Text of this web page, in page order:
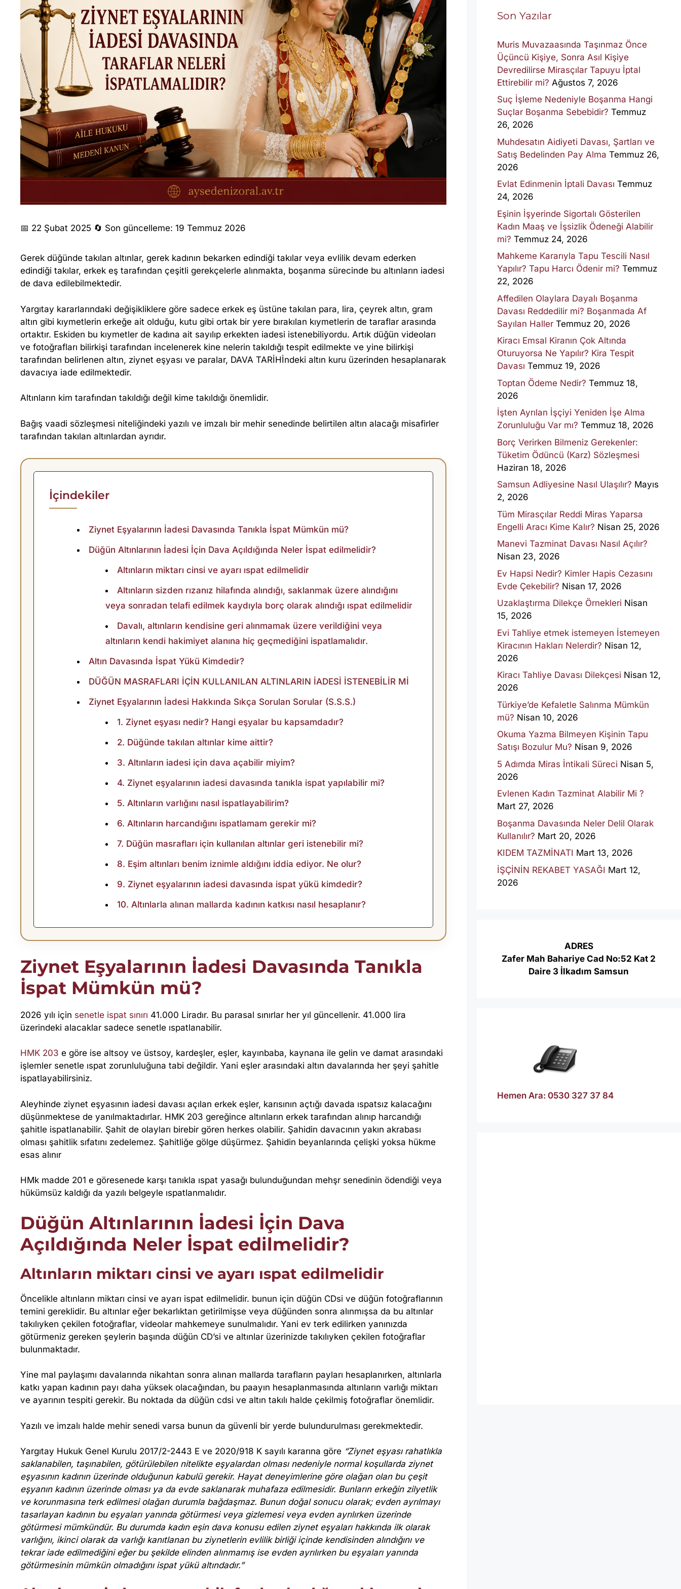
Z
I
Y
N
E
T
Y
A
S
I
N
D
A
T
A
R
A
F
L
A
R
N
E
L
E
R
I
İ
S
P
A
T
L
A
M
📅 22 Şubat 2025 🔄 Son güncelleme: 19 Temmuz 2026
Gerek düğünde takılan altınlar, gerek kadının bekarken edindiği takılar veya evlilik devam ederken
edindiği takılar, erkek eş tarafından çeşitli gerekçelerle alınmakta, boşanma sürecinde bu altınların iadesi
de dava edilebilmektedir.
Yargıtay kararlarındaki değişikliklere göre sadece erkek eş üstüne takılan para, lira, çeyrek altın, gram
altın gibi kıymetlerin erkeğe ait olduğu, kutu gibi ortak bir yere bırakılan kıymetlerin de taraflar arasında
ortaktır. Eskiden bu kıymetler de kadına ait sayılıp erkekten iadesi istenebiliyordu. Artık düğün videoları
ve fotoğrafları bilirkişi tarafından incelenerek kine nelerin takıldığı tespit edilmekte ve yine bilirkişi
tarafından belirlenen altın, ziynet eşyası ve paralar, DAVA TARİHİndeki altın kuru üzerinden hesaplanarak
davacıya iade edilmektedir.
Altınların kim tarafından takıldığı değil kime takıldığı önemlidir.
Bağış vaadi sözleşmesi niteliğindeki yazılı ve imzalı bir mehir senedinde belirtilen altın alacağı misafirler
tarafından takılan altınlardan ayrıdır.
İçindekiler
Ziynet Eşyalarının İadesi Davasında Tanıkla İspat Mümkün mü?
Düğün Altınlarının İadesi İçin Dava Açıldığında Neler İspat edilmelidir?
Altınların miktarı cinsi ve ayarı ıspat edilmelidir
Altınların sizden rızanız hilafında alındığı, saklanmak üzere alındığını
veya sonradan telafi edilmek kaydıyla borç olarak alındığı ıspat edilmelidir
Davalı, altınların kendisine geri alınmamak üzere verildiğini veya
altınların kendi hakimiyet alanına hiç geçmediğini ispatlamalıdır.
Altın Davasında İspat Yükü Kimdedir?
DÜĞÜN MASRAFLARI İÇİN KULLANILAN ALTINLARIN İADESİ İSTENEBİLİR Mİ
Ziynet Eşyalarının İadesi Hakkında Sıkça Sorulan Sorular (S.S.S.)
1. Ziynet eşyası nedir? Hangi eşyalar bu kapsamdadır?
2. Düğünde takılan altınlar kime aittir?
3. Altınların iadesi için dava açabilir miyim?
4. Ziynet eşyalarının iadesi davasında tanıkla ispat yapılabilir mi?
5. Altınların varlığını nasıl ispatlayabilirim?
6. Altınların harcandığını ispatlamam gerekir mi?
7. Düğün masrafları için kullanılan altınlar geri istenebilir mi?
8. Eşim altınları benim iznimle aldığını iddia ediyor. Ne olur?
9. Ziynet eşyalarının iadesi davasında ispat yükü kimdedir?
10. Altınlarla alınan mallarda kadının katkısı nasıl hesaplanır?
Ziynet Eşyalarının İadesi Davasında Tanıkla
İspat Mümkün mü?
2026 yılı için senetle ispat sınırı 41.000 Liradır. Bu parasal sınırlar her yıl güncellenir. 41.000 lira
üzerindeki alacaklar sadece senetle ıspatlanabilir.
HMK 203 e göre ise altsoy ve üstsoy, kardeşler, eşler, kayınbaba, kaynana ile gelin ve damat arasındaki
işlemler senetle ıspat zorunluluğuna tabi değildir. Yani eşler arasındaki altın davalarında her şeyi şahitle
ispatlayabilirsiniz.
Aleyhinde ziynet eşyasının iadesi davası açılan erkek eşler, karısının açtığı davada ıspatsız kalacağını
düşünmektese de yanılmaktadırlar. HMK 203 gereğince altınların erkek tarafından alınıp harcandığı
şahitle ispatlanabilir. Şahit de olayları birebir gören herkes olabilir. Şahidin davacının yakın akrabası
olması şahitlik sıfatını zedelemez. Şahitliğe gölge düşürmez. Şahidin beyanlarında çelişki yoksa hükme
esas alınır
HMk madde 201 e göresenede karşı tanıkla ıspat yasağı bulunduğundan mehşr senedinin ödendiği veya
hükümsüz kaldığı da yazılı belgeyle ıspatlanmalıdır.
Düğün Altınlarının İadesi İçin Dava
Açıldığında Neler İspat edilmelidir?
Altınların miktarı cinsi ve ayarı ıspat edilmelidir
Öncelikle altınların miktarı cinsi ve ayarı ispat edilmelidir. bunun için düğün CDsi ve düğün fotoğraflarının
temini gereklidir. Bu altınlar eğer bekarlıktan getirilmişse veya düğünden sonra alınmışsa da bu altınlar
takılıyken çekilen fotoğraflar, videolar mahkemeye sunulmalıdır. Yani ev terk edilirken yanınızda
götürmeniz gereken şeylerin başında düğün CD’si ve altınlar üzerinizde takılıyken çekilen fotoğraflar
bulunmaktadır.
Yine mal paylaşımı davalarında nikahtan sonra alınan mallarda tarafların payları hesaplanırken, altınlarla
katkı yapan kadının payı daha yüksek olacağından, bu paayın hesaplanmasında altınların varlığı miktarı
ve ayarının tespiti gerekir. Bu noktada da düğün cdsi ve altın takılı halde çekilmiş fotoğraflar önemlidir.
Yazılı ve imzalı halde mehir senedi varsa bunun da güvenli bir yerde bulundurulması gerekmektedir.
Yargıtay Hukuk Genel Kurulu 2017/2-2443 E ve 2020/918 K sayılı kararına göre “Ziynet eşyası rahatlıkla
saklanabilen, taşınabilen, götürülebilen nitelikte eşyalardan olması nedeniyle normal koşullarda ziynet
eşyasının kadının üzerinde olduğunun kabulü gerekir. Hayat deneyimlerine göre olağan olan bu çeşit
eşyanın kadının üzerinde olması ya da evde saklanarak muhafaza edilmesidir. Bunların erkeğin zilyetlik
ve korunmasına terk edilmesi olağan durumla bağdaşmaz. Bunun doğal sonucu olarak; evden ayrılmayı
tasarlayan kadının bu eşyaları yanında götürmesi veya gizlemesi veya evden ayrılırken üzerinde
götürmesi mümkündür. Bu durumda kadın eşin dava konusu edilen ziynet eşyaları hakkında ilk olarak
varlığını, ikinci olarak da varlığı kanıtlanan bu ziynetlerin evlilik birliği içinde kendisinden alındığını ve
tekrar iade edilmediğini eğer bu şekilde elinden alınmamış ise evden ayrılırken bu eşyaları yanında
götürmesinin mümkün olmadığını ispat yükü altındadır.”
Son Yazılar
Muris Muvazaasında Taşınmaz Önce
Üçüncü Kişiye, Sonra Asıl Kişiye
Devredilirse Mirasçılar Tapuyu İptal
Ettirebilir mi? Ağustos 7, 2026
Suç İşleme Nedeniyle Boşanma Hangi
Suçlar Boşanma Sebebidir? Temmuz
26, 2026
Muhdesatın Aidiyeti Davası, Şartları ve
Satış Bedelinden Pay Alma Temmuz 26,
2026
Evlat Edinmenin İptali Davası Temmuz
24, 2026
Eşinin İşyerinde Sigortalı Gösterilen
Kadın Maaş ve İşsizlik Ödeneği Alabilir
mi? Temmuz 24, 2026
Mahkeme Kararıyla Tapu Tescili Nasıl
Yapılır? Tapu Harcı Ödenir mi? Temmuz
22, 2026
Affedilen Olaylara Dayalı Boşanma
Davası Reddedilir mi? Boşanmada Af
Sayılan Haller Temmuz 20, 2026
Kiracı Emsal Kiranın Çok Altında
Oturuyorsa Ne Yapılır? Kira Tespit
Davası Temmuz 19, 2026
Toptan Ödeme Nedir? Temmuz 18,
2026
İşten Ayrılan İşçiyi Yeniden İşe Alma
Zorunluluğu Var mı? Temmuz 18, 2026
Borç Verirken Bilmeniz Gerekenler:
Tüketim Ödüncü (Karz) Sözleşmesi
Haziran 18, 2026
Samsun Adliyesine Nasıl Ulaşılır? Mayıs
2, 2026
Tüm Mirasçılar Reddi Miras Yaparsa
Engelli Aracı Kime Kalır? Nisan 25, 2026
Manevi Tazminat Davası Nasıl Açılır?
Nisan 23, 2026
Ev Hapsi Nedir? Kimler Hapis Cezasını
Evde Çekebilir? Nisan 17, 2026
Uzaklaştırma Dilekçe Örnekleri Nisan
15, 2026
Evi Tahliye etmek istemeyen İstemeyen
Kiracının Hakları Nelerdir? Nisan 12,
2026
Kiracı Tahliye Davası Dilekçesi Nisan 12,
2026
Türkiye’de Kefaletle Salınma Mümkün
mü? Nisan 10, 2026
Okuma Yazma Bilmeyen Kişinin Tapu
Satışı Bozulur Mu? Nisan 9, 2026
5 Adımda Miras İntikali Süreci Nisan 5,
2026
Evlenen Kadın Tazminat Alabilir Mi ?
Mart 27, 2026
Boşanma Davasında Neler Delil Olarak
Kullanılır? Mart 20, 2026
KIDEM TAZMİNATI Mart 13, 2026
İŞÇİNİN REKABET YASAĞI Mart 12,
2026
ADRES
Zafer Mah Bahariye Cad No:52 Kat 2
Daire 3 İlkadım Samsun
Hemen Ara: 0530 327 37 84